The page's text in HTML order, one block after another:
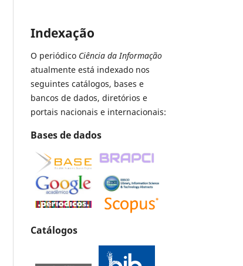
Indexação
O periódico Ciência da Informação
atualmente está indexado nos
seguintes catálogos, bases e
bancos de dados, diretórios e
portais nacionais e internacionais:
Bases de dados
Catálogos